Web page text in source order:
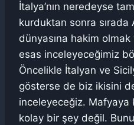
İtalya’nın neredeyse
kurduktan sonra sırada
dünyasına hakim
esas inceleyeceğimiz
Öncelikle İtalyan ve
gösterse de biz ikisini
inceleyeceğiz. Mafyaya
kolay bir şey değil.